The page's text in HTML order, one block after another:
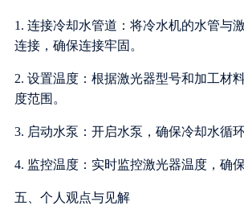
1. 连接冷却水管道：将冷水机的水管与
连接，确保连接牢固。
2. 设置温度：根据激光器型号和加工材
度范围。
3. 启动水泵：开启水泵，确保冷却水循环
4. 监控温度：实时监控激光器温度，确
五、个人观点与见解